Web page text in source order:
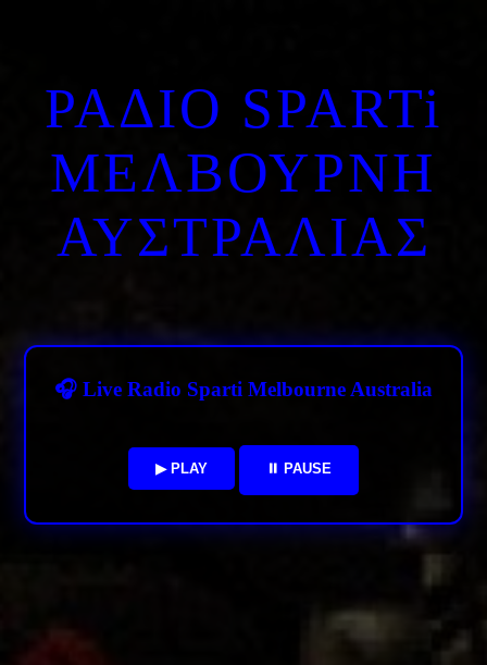
ΡΑΔΙΟ SPARTi
ΜΕΛΒΟΥΡΝΗ
ΑΥΣΤΡΑΛΙΑΣ
🎧 Live Radio Sparti Melbourne Australia
▶ PLAY ⏸ PAUSE